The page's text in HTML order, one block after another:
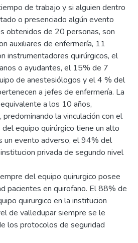
de trabajo y si alguien dentro
o presenciado algún evento
obtenidos de 20 personas, son
auxiliares de enfermería, 11
instrumentadores quirúrgicos, el
o ayudantes, el 15% de 7
de anestesiólogos y el 4 % del
a jefes de enfermería. La
a los 10 años,
la vinculación con el
equipo quirúrgico tiene un alto
un evento adverso, el 94% del
privada de segundo nivel
del equipo quirurgico posee
pacientes en quirofano. El 88% de
quirurgico en la institucion
de valledupar siempre se le
los protocolos de seguridad